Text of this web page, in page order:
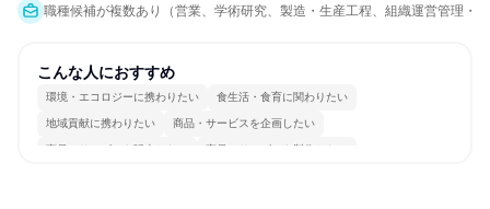
職種候補が複数あり（営業、学術研究、製造・生産工程、組織運営管理・
こんな人におすすめ
環境・エコロジーに携わりたい 食生活・食育に関わりたい
地域貢献に携わりたい 商品・サービスを企画したい
商品・サービスを販売したい 商品・サービスを製作したい